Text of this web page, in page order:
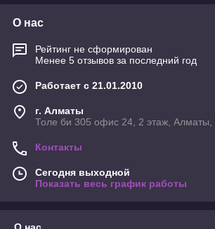
О нас
Рейтинг не сформирован
Менее 5 отзывов за последний год
Работает с 21.01.2010
г. Алматы
Толе би 305 офис 24, 2 этаж, Алматы,
Контакты
Сегодня выходной
Показать весь график работы